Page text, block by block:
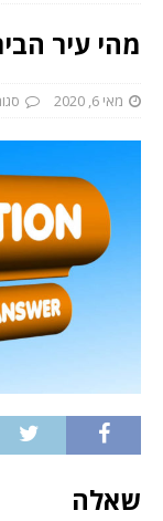
מהי עיר
מאי 6, 2020
שאלה